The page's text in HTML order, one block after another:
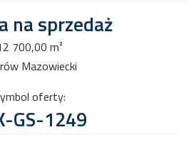
na sprzedaż
700,00 m²
Mazowiecki
oferty:
GS-1249